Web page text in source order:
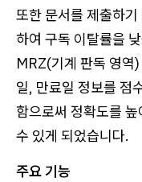
또한 문서를 제출하
하여 구독 이탈률을
MRZ(기계 판독 영역
일, 만료일 정보를 점
함으로써 정확도를
수 있게 되었습니다.
주요 기능